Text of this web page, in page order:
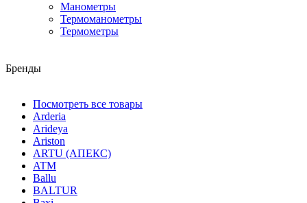
Манометры
Термоманометры
Термометры
Бренды
Посмотреть все товары
Arderia
Arideya
Ariston
ARTU (АПЕКС)
ATM
Ballu
BALTUR